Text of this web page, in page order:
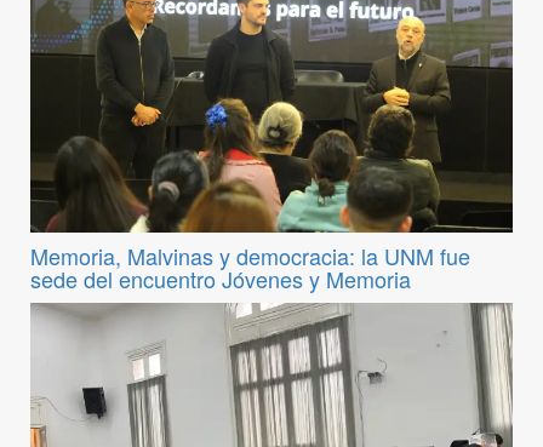
Memoria, Malvinas y democracia: la UNM fue
sede del encuentro Jóvenes y Memoria